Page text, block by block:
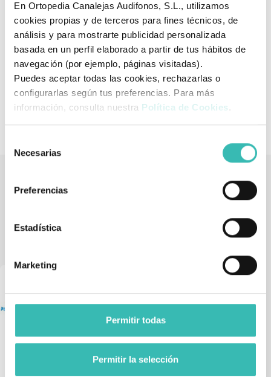
En Ortopedia Canalejas Audifonos, S.L., utilizamos
cookies propias y de terceros para fines técnicos, de
análisis y para mostrarte publicidad personalizada
basada en un perfil elaborado a partir de tus hábitos de
navegación (por ejemplo, páginas visitadas).
Puedes aceptar todas las cookies, rechazarlas o
configurarlas según tus preferencias. Para más
información, consulta nuestra Política de Cookies .
Necesarias
Preferencias
Estadística
Marketing
Permitir todas
Permitir la selección
OSL1310: BLANCO
OSL1311: GRIS
Indicaciones: Síndrome de Haglund. Bursitis
retrocalcánea. Recuperaciones post-operatorias en general
Talla Universal
Tienda de artículos ortopédicos
También podría interesarle